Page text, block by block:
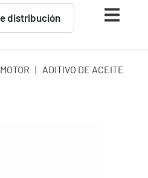
distribución
| ADITIVO DE ACEITE